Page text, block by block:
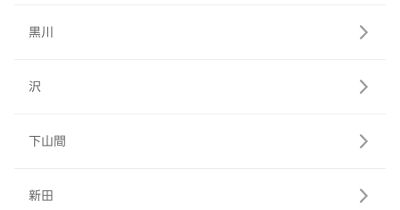
黒川
沢
下山間
新田